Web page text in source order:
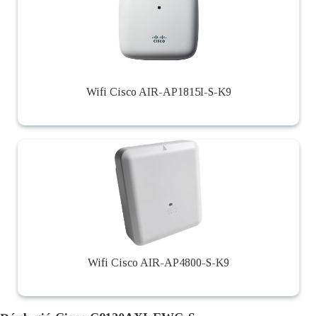
Wifi Cisco AIR-AP1815I-S-K9
Wifi Cisco AIR-AP4800-S-K9